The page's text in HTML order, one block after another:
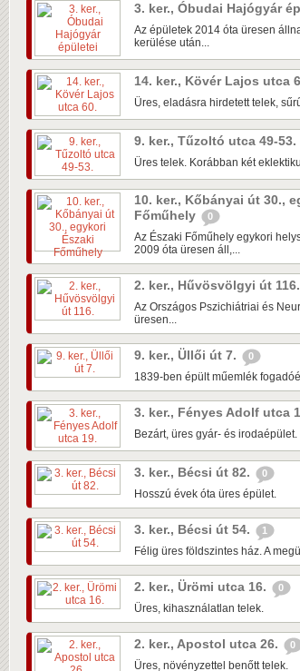
3. ker., Óbudai Hajógyár
Az épületek 2014 óta üresen
kerülése után...
14. ker., Kövér Lajos utca
Üres, eladásra hirdetett telek,
9. ker., Tűzoltó utca 49-53.
Üres telek. Korábban két
10. ker., Kőbányai út 30.,
Főműhely
0
Az Északi Főműhely egykori
2009 óta üresen áll,...
2. ker., Hűvösvölgyi út 116.
Az Országos Pszichiátriai és
üresen...
9. ker., Üllői út 7. 0
1839-ben épült műemlék
3. ker., Fényes Adolf utca
Bezárt, üres gyár- és irodaépület.
3. ker., Bécsi út 82. 0
Hosszú évek óta üres épület.
3. ker., Bécsi út 54. 1
Félig üres földszintes ház. A
2. ker., Ürömi utca 16. 0
Üres, kihasználatlan telek.
2. ker., Apostol utca 26. 0
Üres, növényzettel benőtt telek.